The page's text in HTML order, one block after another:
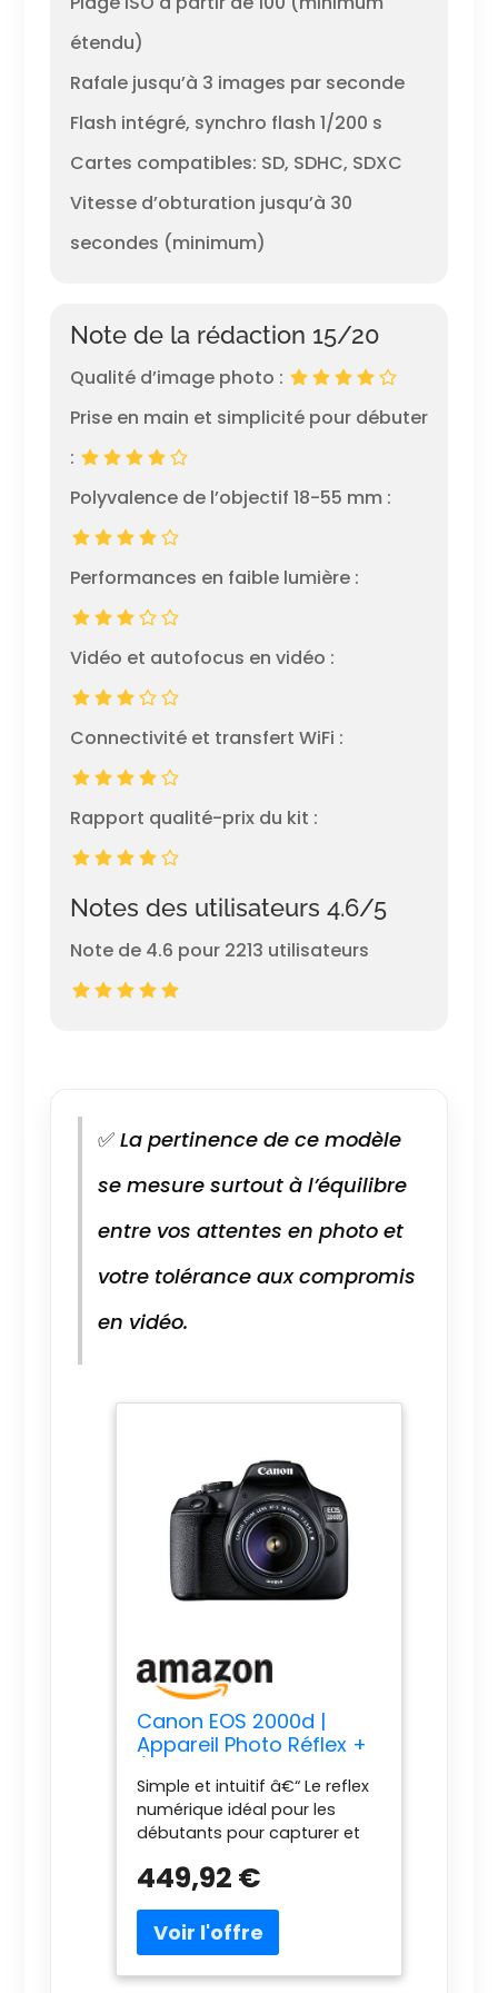
étendu)
Rafale jusqu’à 3 images par seconde
Flash intégré, synchro flash 1/200 s
Cartes compatibles: SD, SDHC, SDXC
Vitesse d’obturation jusqu’à 30
secondes (minimum)
Note de la rédaction 15/20
Qualité d’image photo :
Prise en main et simplicité pour débuter
:
Polyvalence de l’objectif 18-55 mm :
Performances en faible lumière :
Vidéo et autofocus en vidéo :
Connectivité et transfert WiFi :
Rapport qualité-prix du kit :
Notes des utilisateurs 4.6/5
Note de 4.6 pour 2213 utilisateurs
✅La pertinence de ce modèle
se mesure surtout à l’équilibre
entre vos attentes en photo et
votre tolérance aux compromis
en vidéo.
Canon EOS 2000d |
Appareil Photo Réflex +
HD) + Objectif EF-S 18-
55mm f/3,5-5,6 DC III,
Noir
Simple et intuitif â€“ Le reflex
numérique idéal pour les
débutants pour capturer et
un flou d'arrière-plan
enregistrement en direct
avec des indications faciles à
comprendre, le mode créatif
449,92 €